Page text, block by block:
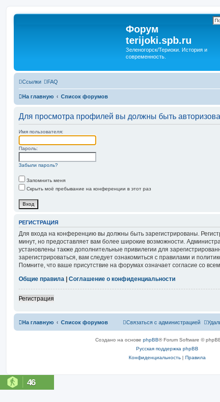
Форум
terijoki.spb.ru
Зеленогорск/Териоки. История и
современность.
Ссылки FAQ
На главную Список форумов
Для просмотра профилей вы должны быть
Имя пользователя:
Пароль:
Забыли пароль?
Запомнить меня
Скрыть моё пребывание на конференции в этот раз
РЕГИСТРАЦИЯ
Для входа на конференцию вы должны быть зарегистрированы.
минут, но предоставляет вам более широкие возможности.
установлены также дополнительные привилегии для
зарегистрироваться, вам следует ознакомиться с правилами и
Помните, что ваше присутствие на форумах означает согласие со
Общие правила
Соглашение о конфиденциальности
Регистрация
На главную Список форумов Связаться с администрацией
Создано на основе phpBB® Forum Software ©
Русская поддержка phpBB
Конфиденциальность | Правила
46